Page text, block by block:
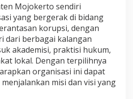
Mojokerto sendiri
yang bergerak di bidang
korupsi, dengan
dari berbagai kalangan
akademisi, praktisi hukum,
lokal. Dengan terpilihnya
organisasi ini dapat
misi dan visi yang